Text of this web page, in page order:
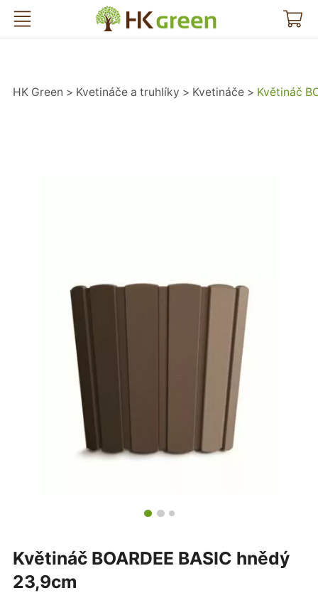
HK Green
HK Green Kvetináče a truhlíky Kvetináče Květináč
Květináč BOARDEE BASIC hnědý
23,9cm